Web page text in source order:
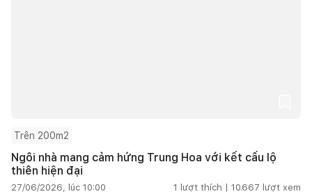
Trên 200m2
Ngôi nhà mang cảm hứng Trung Hoa với kết cấu lộ
thiên hiện đại
27/06/2026, lúc 10:00 1 lượt thích | 10.667 lượt xem